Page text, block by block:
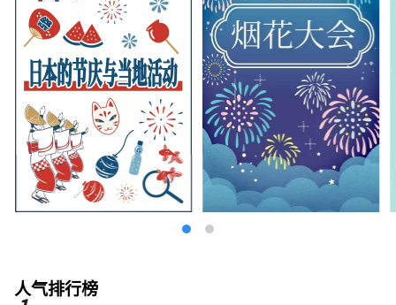
人气排行榜